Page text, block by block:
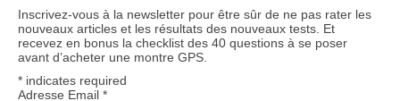
Inscrivez-vous à la newsletter pour être sûr de ne pas rater les
nouveaux articles et les résultats des nouveaux tests. Et
recevez en bonus la checklist des 40 questions à se poser
avant d’acheter une montre GPS.
* indicates required
Adresse Email*